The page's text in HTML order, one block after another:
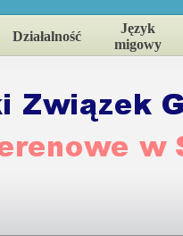
Działalność
Język
migowy